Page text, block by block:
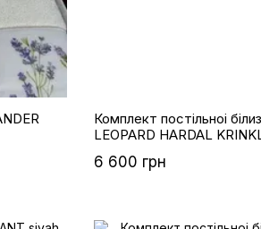
Комплект постільноі
LEOPARD HARDAL
6 600 грн